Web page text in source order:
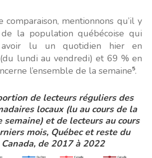
mentionnons qu’il y
la population québécoise qui
avoir lu un quotidien hier en
lundi au vendredi) et 69 % en
l’ensemble de la semaine5.
de lecteurs réguliers des
locaux (lu au cours de la
semaine) et de lecteurs au cours
mois, Québec et reste du
Canada, de 2017 à 2022